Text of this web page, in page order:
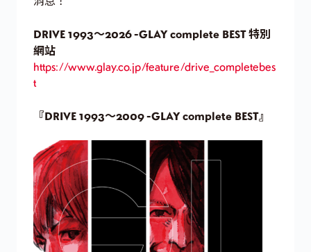
DRIVE 1993～2026 -GLAY complete BEST 特別
網站
https://www.glay.co.jp/feature/drive_completebes
t
『DRIVE 1993～2009 -GLAY complete BEST』